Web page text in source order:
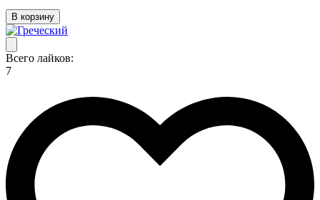
В корзину
Всего лайков:
7